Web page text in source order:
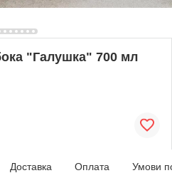
"Галушка" 700 мл
Доставка Оплата Умови